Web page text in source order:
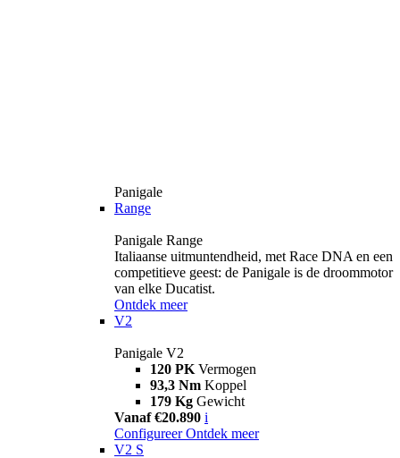
Panigale
Range
Panigale Range
Italiaanse uitmuntendheid, met Race DNA en een
competitieve geest: de Panigale is de droommotor
van elke Ducatist.
Ontdek meer
V2
Panigale V2
120 PK Vermogen
93,3 Nm Koppel
179 Kg Gewicht
Vanaf €20.890 i
Configureer Ontdek meer
V2 S